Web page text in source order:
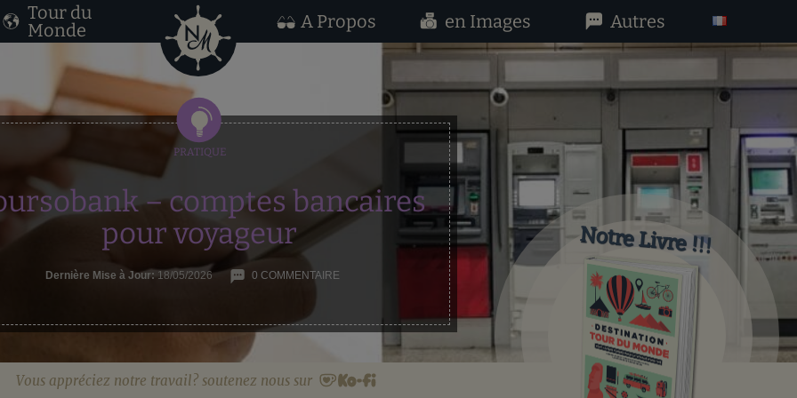
Tour du
Monde
A Propos en Images Autres
Notre Livre !!!
Vous appréciez notre travail? soutenez nous sur
– comptes bancaires
pour voyageur
Dernière Mise à Jour: 18/05/2026 0 COMMENTAIRE